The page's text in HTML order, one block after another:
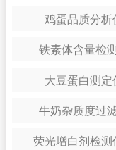
鸡蛋品质分析
铁素体含量检
大豆蛋白测定
牛奶杂质度过
荧光增白剂检测